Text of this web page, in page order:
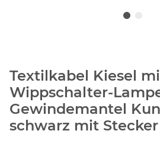
Textilkabel Kiesel
Wippschalter-
Gewindemantel
schwarz mit Stecker